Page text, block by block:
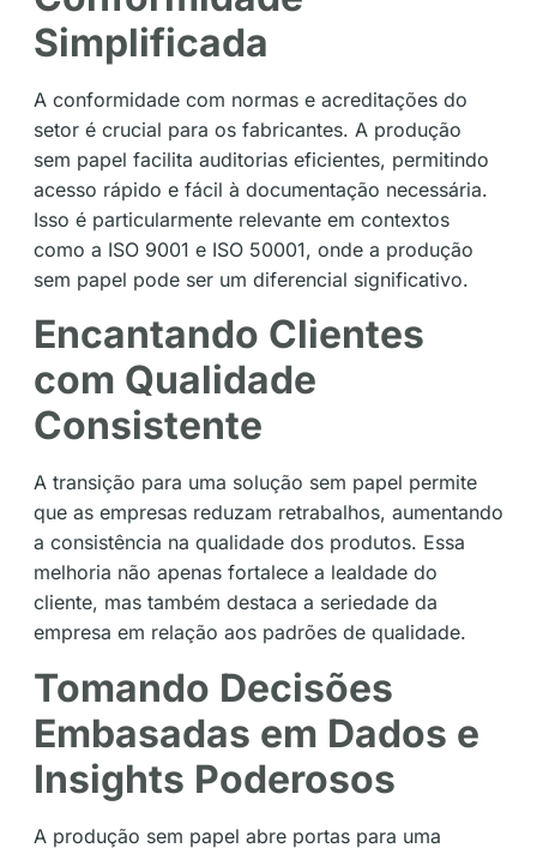
Simplificada
A conformidade com normas e acreditações do
setor é crucial para os fabricantes. A produção
sem papel facilita auditorias eficientes, permitindo
acesso rápido e fácil à documentação necessária.
Isso é particularmente relevante em contextos
como a ISO 9001 e ISO 50001, onde a produção
sem papel pode ser um diferencial significativo.
Encantando Clientes
com Qualidade
Consistente
A transição para uma solução sem papel permite
que as empresas reduzam retrabalhos, aumentando
a consistência na qualidade dos produtos. Essa
melhoria não apenas fortalece a lealdade do
cliente, mas também destaca a seriedade da
empresa em relação aos padrões de qualidade.
Tomando Decisões
Embasadas em Dados e
Insights Poderosos
A produção sem papel abre portas para uma